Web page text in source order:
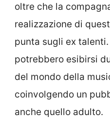
oltre che la
realizzazione di
punta sugli ex
potrebbero esibirsi
del mondo della
coinvolgendo un
anche quello adulto.